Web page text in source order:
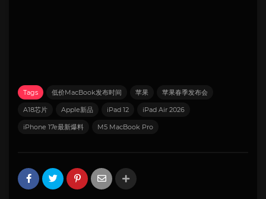
Tags 低价MacBook发布时间 苹果 苹果春季发布会
A18芯片 Apple新品 iPad 12 iPad Air 2026
iPhone 17e最新爆料 M5 MacBook Pro